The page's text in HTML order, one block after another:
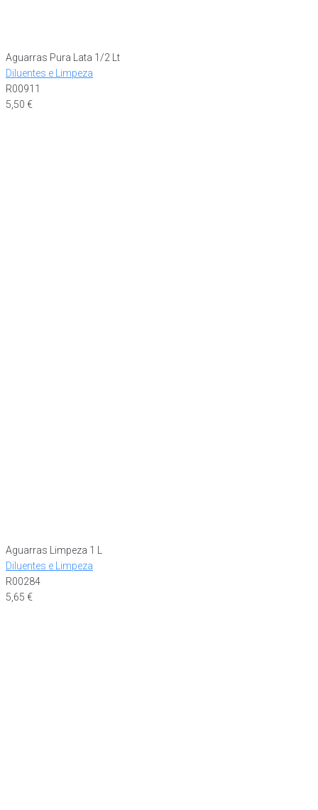
Aguarras Pura Lata 1/2 Lt
Diluentes e Limpeza
R00911
5,50 €
Aguarras Limpeza 1 L
Diluentes e Limpeza
R00284
5,65 €